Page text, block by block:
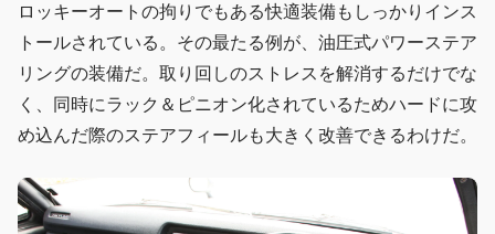
ロッキーオートの拘りでもある快適装備もしっかりインス
トールされている。その最たる例が、油圧式パワーステア
リングの装備だ。取り回しのストレスを解消するだけでな
く、同時にラック＆ピニオン化されているためハードに攻
め込んだ際のステアフィールも大きく改善できるわけだ。